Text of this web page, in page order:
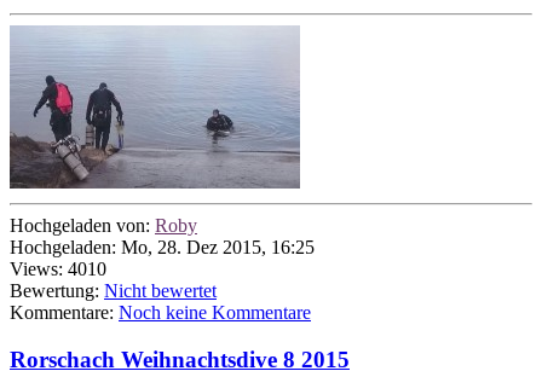
Hochgeladen von: Roby
Hochgeladen: Mo, 28. Dez 2015, 16:25
Views: 4010
Bewertung: Nicht bewertet
Kommentare: Noch keine Kommentare
Rorschach Weihnachtsdive 8 2015